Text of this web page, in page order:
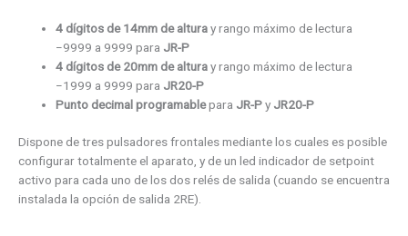
4 dígitos de 14mm de alturay rango máximo de lectura
−9999 a 9999 para JR-P
4 dígitos de 20mm de alturay rango máximo de lectura
−1999 a 9999 para JR20-P
Punto decimal programablepara JR-Py JR20-P
Dispone de tres pulsadores frontales mediante los cuales es posible
configurar totalmente el aparato, y de un led indicador de setpoint
activo para cada uno de los dos relés de salida (cuando se encuentra
instalada la opción de salida 2RE).